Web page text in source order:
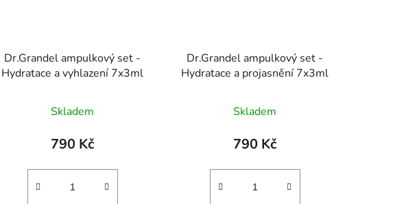
Dr.Grandel ampulkový set -
Hydratace a vyhlazení 7x3ml
Skladem
790 Kč
Dr.Grandel ampulkový set -
Hydratace a projasnění 7x3ml
Skladem
790 Kč